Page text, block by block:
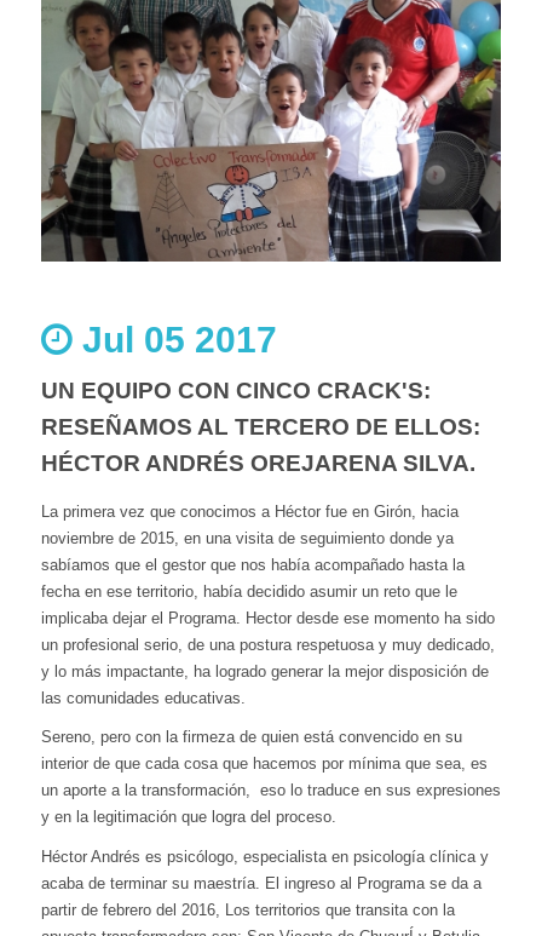
Jul 05 2017
UN EQUIPO CON CINCO CRACK'S:
RESEÑAMOS AL TERCERO DE ELLOS:
HÉCTOR ANDRÉS OREJARENA SILVA.
La primera vez que conocimos a Héctor fue en Girón, hacia
noviembre de 2015, en una visita de seguimiento donde ya
sabíamos que el gestor que nos había acompañado hasta la
fecha en ese territorio, había decidido asumir un reto que le
implicaba dejar el Programa. Hector desde ese momento ha sido
un profesional serio, de una postura respetuosa y muy dedicado,
y lo más impactante, ha logrado generar la mejor disposición de
las comunidades educativas.
Sereno, pero con la firmeza de quien está convencido en su
interior de que cada cosa que hacemos por mínima que sea, es
un aporte a la transformación, eso lo traduce en sus expresiones
y en la legitimación que logra del proceso.
Héctor Andrés es psicólogo, especialista en psicología clínica y
acaba de terminar su maestría. El ingreso al Programa se da a
partir de febrero del 2016, Los territorios que transita con la